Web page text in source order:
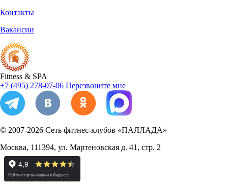
Контакты
Вакансии
Fitness & SPA
+7 (495) 278-07-06 Перезвоните мне
© 2007-2026 Сеть фитнес-клубов «ПАЛЛАДА»
Москва, 111394, ул. Мартеновская д. 41, стр. 2